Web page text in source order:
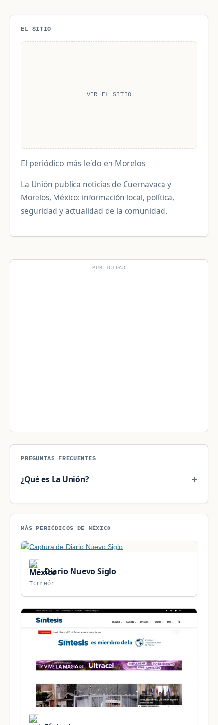
EL SITIO
VER EL SITIO
El periódico más leído en Morelos
La Unión publica noticias de Cuernavaca y
Morelos, México: información local, política,
seguridad y actualidad de la comunidad.
PUBLICIDAD
PREGUNTAS FRECUENTES
¿Qué es La Unión?
MÁS PERIÓDICOS DE MÉXICO
Diario Nuevo Siglo
Torreón